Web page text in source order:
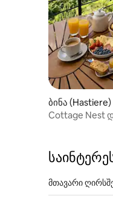
ბინა (Hastiere)
Cottage Nest
მთავარი